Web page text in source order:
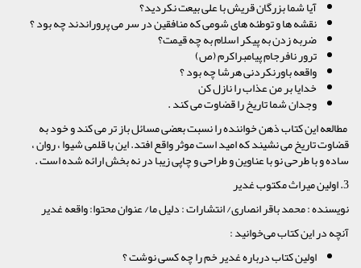
آیا شما بزرگان قریش با علی بیعت نکردید؟
نقشه ها و توطئه های شومی که منافقین در سر می پروراندند چه بود ؟
ضربه زدن به پیکر اسلام به چه قیمت؟
ترور نافرجام پیامبراکرم (ص)
واقعه باورنکردنی هرشا چه بود ؟
خدایا بر من عذاب را نازل کن
وجدان شما تاریخ را قضاوت می کند .
مطالعه این کتاب ذهن خواننده را نسبت بعضی مسائل باز تر می کند و خود به
قضاوت تاریخ می نشیند که امید است موثر واقع افتد. این با قلمی شیوا ، روان ،
ساده و با طرحی نو با عناوین و طراحی و چاپی زیبا در نه بخش ارائه شده است .
3. اولین میراث مکتوب غدیر
نویسنده : محمد باقر انصاری/ انتشارات : دلیل ما/ عنوان محتوا: واقعه غدیر
آنچه در این کتاب می‌خوانید :
اولین کتاب درباره غدیر خم را چه کسی نوشت ؟